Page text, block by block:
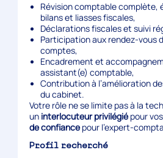
Révision comptable complète,
bilans et liasses fiscales,
Déclarations fiscales et suivi
Participation aux rendez-vous
comptes,
Encadrement et
assistant(e) comptable,
Contribution à l’amélioration
du cabinet.
Votre rôle ne se limite pas à la
un interlocuteur privilégiépour
de confiancepour l’expert-
Profil recherché